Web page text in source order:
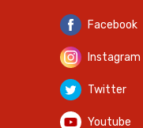
Facebook
Instagram
Twitter
Youtube